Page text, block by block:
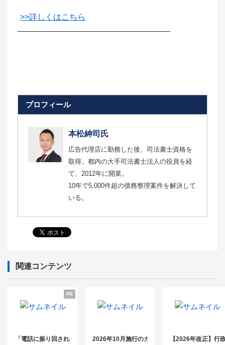
>>詳しくはこちら
―――――――――――――――――――
プロフィール
本松紳司氏
広告代理店に勤務した後、司法書士資格を
取得。都内の大手司法書士法人の役員を経
て、2012年に開業。
10年で5,000件超の債務整理案件を解決して
いる。
関連コンテンツ
PR
「電話に振り回されない事務所」のつくり 方〜継続率99%の電話代行
2026年10月施行のカスハラ対策義務化 ――顧問
【2026年改正】行